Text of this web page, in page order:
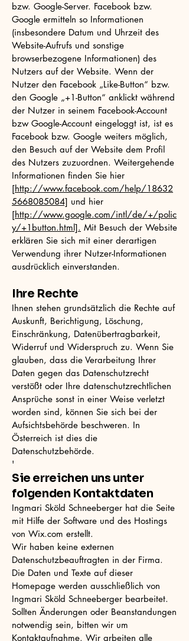
bzw. Google-Server. Facebook bzw.
Google ermitteln so Informationen
(insbesondere Datum und Uhrzeit des
Website-Aufrufs und sonstige
browserbezogene Informationen) des
Nutzers auf der Website. Wenn der
Nutzer den Facebook „Like-Button“ bzw.
den Google „+1-Button“ anklickt während
der Nutzer in seinem Facebook-Account
bzw Google-Account eingeloggt ist, ist es
Facebook bzw. Google weiters möglich,
den Besuch auf der Website dem Profil
des Nutzers zuzuordnen. Weitergehende
Informationen finden Sie hier
[http://www.facebook.com/help/18632
5668085084] und hier
[http://www.google.com/intl/de/+/polic
y/+1button.html]. Mit Besuch der Website
erklären Sie sich mit einer derartigen
Verwendung ihrer Nutzer-Informationen
ausdrücklich einverstanden.
Ihre Rechte
Ihnen stehen grundsätzlich die Rechte auf
Auskunft, Berichtigung, Löschung,
Einschränkung, Datenübertragbarkeit,
Widerruf und Widerspruch zu. Wenn Sie
glauben, dass die Verarbeitung Ihrer
Daten gegen das Datenschutzrecht
verstößt oder Ihre datenschutzrechtlichen
Ansprüche sonst in einer Weise verletzt
worden sind, können Sie sich bei der
Aufsichtsbehörde beschweren. In
Österreich ist dies die
Datenschutzbehörde.
'
Sie erreichen uns unter
folgenden Kontaktdaten
Ingmari Sköld Schneeberger hat die Seite
mit Hilfe der Software und des Hostings
von Wix.com erstellt.
Wir haben keine externen
Datenschutzbeauftragten in der Firma.
Die Daten und Texte auf dieser
Homepage werden ausschließlich von
Ingmari Sköld Schneeberger bearbeitet.
Sollten Änderungen oder Beanstandungen
notwendig sein, bitten wir um
Kontaktaufnahme. Wir arbeiten alle